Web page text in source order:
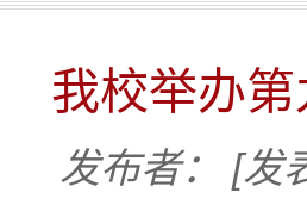
我校举办
发布者： [发